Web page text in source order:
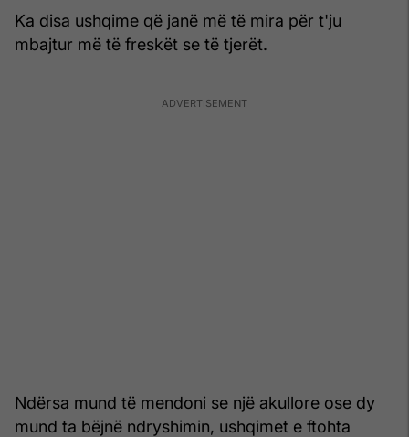
Ka disa ushqime që janë më të mira për t'ju
mbajtur më të freskët se të tjerët.
Ndërsa mund të mendoni se një akullore ose dy
mund ta bëjnë ndryshimin, ushqimet e ftohta